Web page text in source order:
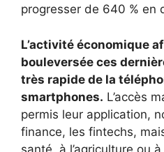
progresser de 640 % en
L’activité économique
bouleversée ces
très rapide de la
smartphones. L’accès
permis leur application,
finance, les fintechs,
santé, à l’agriculture ou à